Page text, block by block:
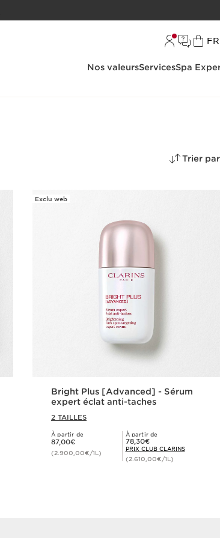
FR
Nos valeursServicesSpa
Trier par
Exclu web
Bright Plus [Advanced] - Sérum
expert éclat anti-taches
2 TAILLES
À partir de
Nouveau prix 87,00€
87,00€
(2.900,00€/1L)
À partir de
Prix Club Clarins 78,30€
78,30€
PRIX CLUB CLARINS
(2.610,00€/1L)